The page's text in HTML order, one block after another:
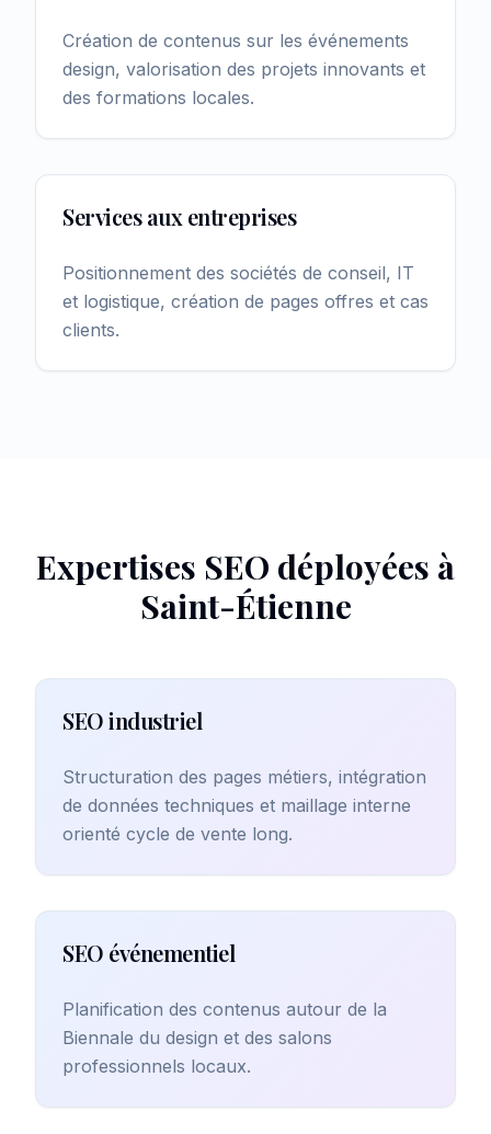
Création de contenus sur les événements
design, valorisation des projets innovants et
des formations locales.
Services aux entreprises
Positionnement des sociétés de conseil, IT
et logistique, création de pages offres et cas
clients.
Expertises SEO déployées à
Saint-Étienne
SEO industriel
Structuration des pages métiers, intégration
de données techniques et maillage interne
orienté cycle de vente long.
SEO événementiel
Planification des contenus autour de la
Biennale du design et des salons
professionnels locaux.